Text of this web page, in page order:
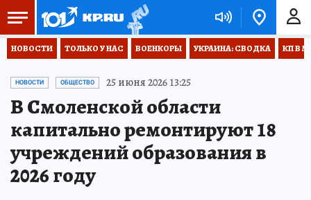
НОВОСТИ ТОЛЬКО У НАС ВОЕНКОРЫ УКРАИНА: СВОДКА КП В
НОВОСТИ ОБЩЕСТВО 25 июня 2026 13:25
В Смоленской области
капитально ремонтируют 18
учреждений образования в
2026 году